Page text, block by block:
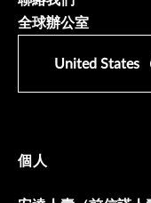
全球辦公室
United States
個人